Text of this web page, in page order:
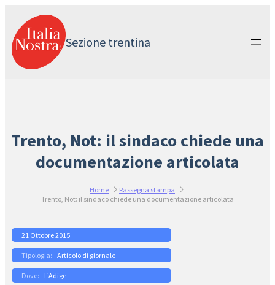
contenuto
Sezione trentina
Trento, Not: il sindaco chiede una
documentazione articolata
Home
Rassegna stampa
Trento, Not: il sindaco chiede una documentazione articolata
21 Ottobre 2015
Articolo di giornale
L’Adige